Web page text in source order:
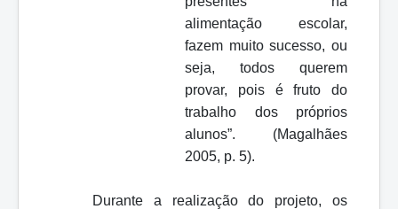
alimentação escolar,
fazem muito sucesso, ou
seja, todos querem
provar, pois é fruto do
trabalho dos próprios
alunos”. (Magalhães
2005, p. 5).
Durante a realização do projeto, os